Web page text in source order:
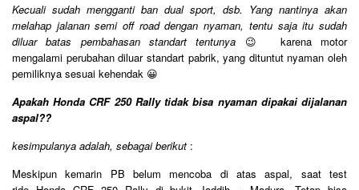
Kecuali sudah mengganti ban dual sport, dsb. Yang nantinya akan
melahap jalanan semi off road dengan nyaman, tentu saja itu sudah
diluar batas pembahasan standart tentunya 😉 karena motor
mengalami perubahan diluar standart pabrik, yang dituntut nyaman oleh
pemiliknya sesuai kehendak 😀
Apakah Honda CRF 250 Rally tidak bisa nyaman dipakai dijalanan
aspal??
kesimpulanya adalah, sebagai berikut :
Meskipun kemarin PB belum mencoba di atas aspal, saat test